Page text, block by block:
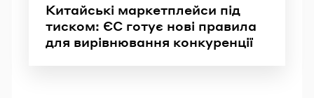
Китайські маркетплейси під
тиском: ЄС готує нові правила
для вирівнювання конкуренції